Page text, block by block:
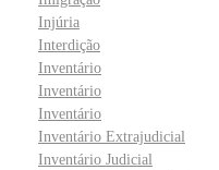
Injúria
Interdição
Inventário
Inventário
Inventário
Inventário Extrajudicial
Inventário Judicial